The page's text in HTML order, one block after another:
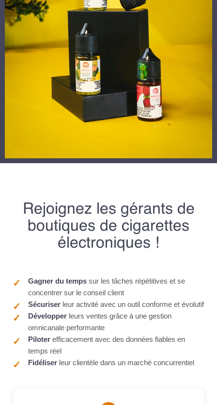
Rejoignez les gérants de
boutiques de cigarettes
électroniques !
Gagner du temps sur les tâches répétitives et se
concentrer sur le conseil client
Sécuriser leur activité avec un outil conforme et évolutif
Développer leurs ventes grâce à une gestion
omnicanale performante
Piloter efficacement avec des données fiables en
temps réel
Fidéliser leur clientèle dans un marché concurrentiel